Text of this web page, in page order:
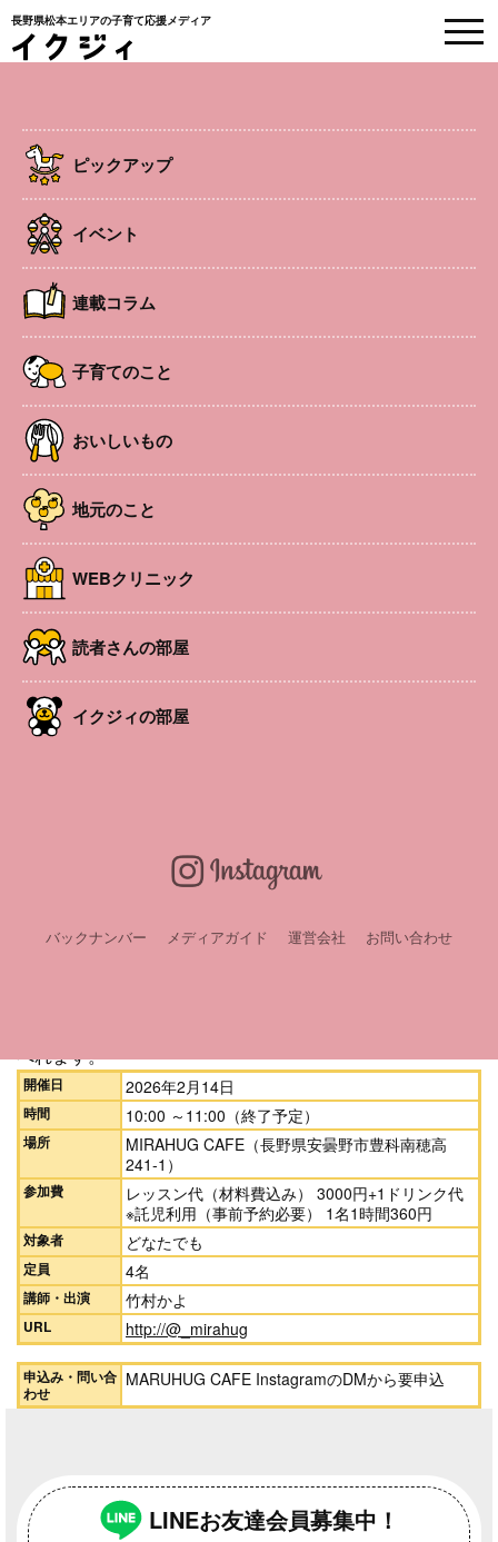
長野県松本エリアの子育て応援メディア
ピックアップ
イベント
連載コラム
子育てのこと
おいしいもの
地元のこと
WEBクリニック
読者さんの部屋
イクジィの部屋
バックナンバー メディアガイド 運営会社 お問い合わせ
EVENT
HOME
ワークショップ 託児あり
バレンタイン・ローチョコレート体
験
今人気のRAWチョコレート作りの体験会です。
べれます。
開催日 2026年2月14日
時間 10:00 ～11:00（終了予定）
場所
MIRAHUG CAFE（長野県安曇野市豊科南穂高
241‐1）
参加費
レッスン代（材料費込み） 3000円+1ドリンク代
※託児利用（事前予約必要） 1名1時間360円
対象者 どなたでも
定員 4名
講師・出演 竹村かよ
URL http://@_mirahug
申込み・問い合
わせ
MARUHUG CAFE InstagramのDMから要申込
LINEお友達会員募集中！